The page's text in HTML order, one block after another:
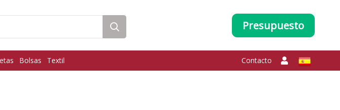
Presupuesto
Bolsas Textil Contacto